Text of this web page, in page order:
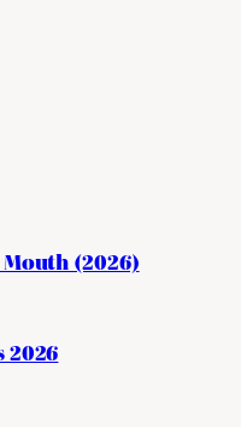
Mouth (2026)
2026